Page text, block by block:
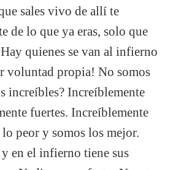
sales vivo de allí te
de lo que ya eras, solo que
quienes se van al infierno
voluntad propia! No somos
increíbles? Increíblemente
fuertes. Increíblemente
peor y somos los mejor.
en el infierno tiene sus